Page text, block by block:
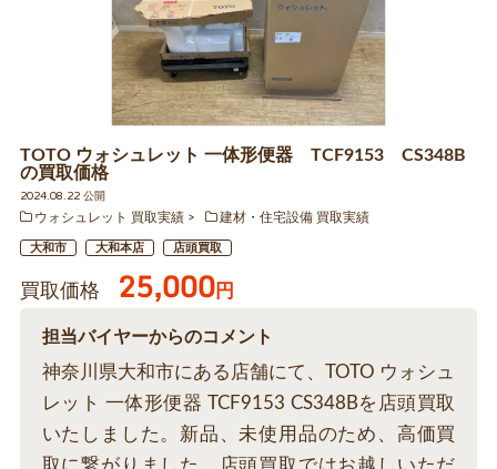
TOTO ウォシュレット 一体形便器 TCF9153 CS348B
の買取価格
2024.08.22 公開
ウォシュレット 買取実績
建材・住宅設備 買取実績
大和市 大和本店 店頭買取
買取価格 25,000円
担当バイヤーからのコメント
神奈川県大和市にある店舗にて、TOTO ウォシュ
レット 一体形便器 TCF9153 CS348Bを店頭買取
いたしました。新品、未使用品のため、高価買